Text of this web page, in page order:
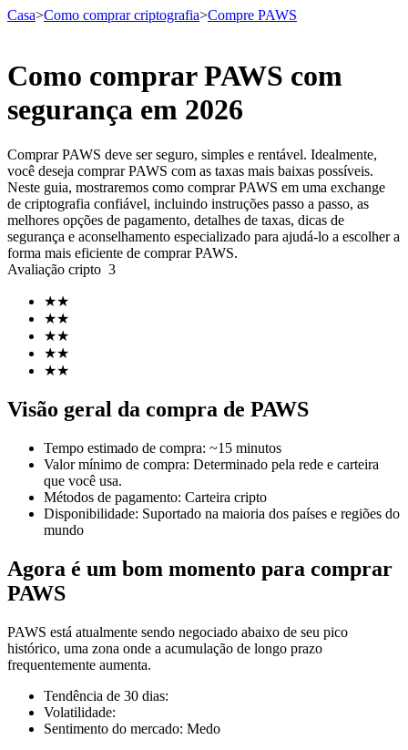
Futuros
Futuros de USDT
Futuros usando USDT como garantia
Futuros COIN-M
Futuros de criptomoeda
TradFi
Casa>Como comprar criptografia>Compre PAWS
Como comprar PAWS com
segurança em 2026
Comprar PAWS deve ser seguro, simples e rentável. Idealmente,
você deseja comprar PAWS com as taxas mais baixas possíveis.
Neste guia, mostraremos como comprar PAWS em uma exchange
de criptografia confiável, incluindo instruções passo a passo, as
melhores opções de pagamento, detalhes de taxas, dicas de
segurança e aconselhamento especializado para ajudá-lo a escolher a
forma mais eficiente de comprar PAWS.
Avaliação cripto 3
★★
★★
★★
★★
★★
Visão geral da compra de PAWS
Tempo estimado de compra: ~15 minutos
Valor mínimo de compra: Determinado pela rede e carteira
que você usa.
Métodos de pagamento: Carteira cripto
Disponibilidade: Suportado na maioria dos países e regiões do
mundo
Agora é um bom momento para comprar
PAWS
PAWS está atualmente sendo negociado abaixo de seu pico
histórico, uma zona onde a acumulação de longo prazo
frequentemente aumenta.
Tendência de 30 dias:
Volatilidade:
Sentimento do mercado: Medo